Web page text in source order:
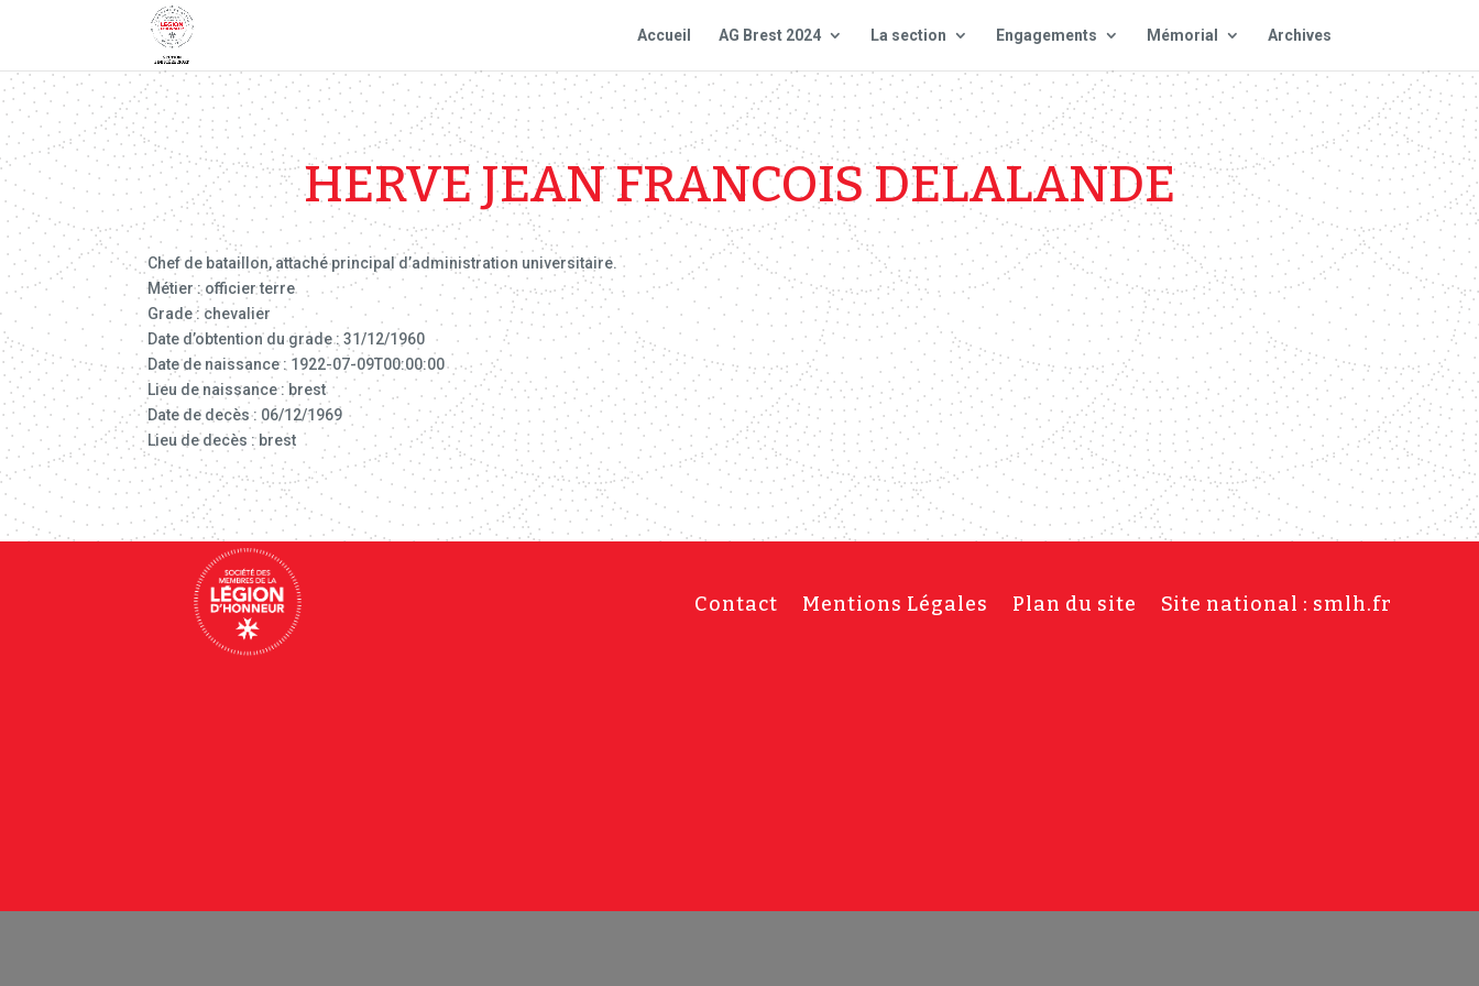
Accueil AG Brest 2024 La section Engagements Mémorial Archives
HERVE JEAN FRANCOIS DELALANDE
Chef de bataillon, attaché principal d’administration universitaire.
Métier : officier terre
Grade : chevalier
Date d’obtention du grade : 31/12/1960
Date de naissance : 1922-07-09T00:00:00
Lieu de naissance : brest
Date de decès : 06/12/1969
Lieu de decès : brest
Contact Mentions Légales Plan du site Site national : smlh.fr